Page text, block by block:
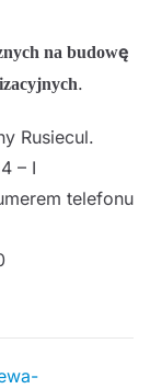
na budowę
.
Rusiecul.
– I
telefonu